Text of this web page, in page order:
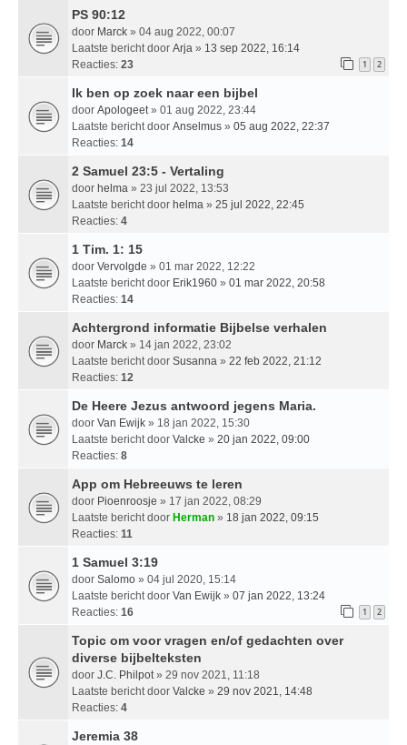
PS 90:12
door Marck » 04 aug 2022, 00:07
Laatste bericht door Arja » 13 sep 2022, 16:14
Reacties: 23 1 2
Ik ben op zoek naar een bijbel
door Apologeet » 01 aug 2022, 23:44
Laatste bericht door Anselmus » 05 aug 2022, 22:37
Reacties: 14
2 Samuel 23:5 - Vertaling
door helma » 23 jul 2022, 13:53
Laatste bericht door helma » 25 jul 2022, 22:45
Reacties: 4
1 Tim. 1: 15
door Vervolgde » 01 mar 2022, 12:22
Laatste bericht door Erik1960 » 01 mar 2022, 20:58
Reacties: 14
Achtergrond informatie Bijbelse verhalen
door Marck » 14 jan 2022, 23:02
Laatste bericht door Susanna » 22 feb 2022, 21:12
Reacties: 12
De Heere Jezus antwoord jegens Maria.
door Van Ewijk » 18 jan 2022, 15:30
Laatste bericht door Valcke » 20 jan 2022, 09:00
Reacties: 8
App om Hebreeuws te leren
door Pioenroosje » 17 jan 2022, 08:29
Laatste bericht door Herman » 18 jan 2022, 09:15
Reacties: 11
1 Samuel 3:19
door Salomo » 04 jul 2020, 15:14
Laatste bericht door Van Ewijk » 07 jan 2022, 13:24
Reacties: 16 1 2
Topic om voor vragen en/of gedachten over
diverse bijbelteksten
door J.C. Philpot » 29 nov 2021, 11:18
Laatste bericht door Valcke » 29 nov 2021, 14:48
Reacties: 4
Jeremia 38